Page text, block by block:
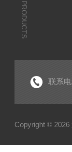
PRODUCTS
联系
Copyright ©